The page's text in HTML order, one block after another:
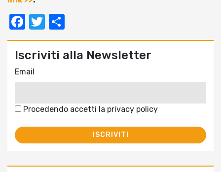
Facebook
Twitter
Iscriviti alla Newsletter
Email
Procedendo accetti la privacy policy